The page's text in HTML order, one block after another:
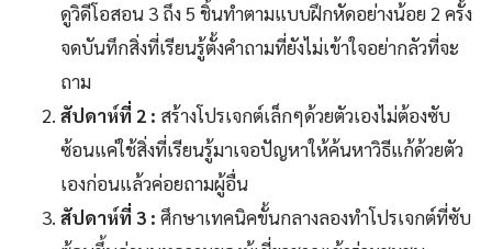
ดูวิดีโอสอน 3 ถึง 5 ชิ้นทำตามแบบฝึกหัดอย่างน้อย 2 ครั้ง
จดบันทึกสิ่งที่เรียนรู้ตั้งคำถามที่ยังไม่เข้าใจอย่ากลัวที่จะ
ถาม
สัปดาห์ที่ 2 : สร้างโปรเจกต์เล็กๆด้วยตัวเองไม่ต้องซับ
ซ้อนแค่ใช้สิ่งที่เรียนรู้มาเจอปัญหาให้ค้นหาวิธีแก้ด้วยตัว
เองก่อนแล้วค่อยถามผู้อื่น
สัปดาห์ที่ 3 : ศึกษาเทคนิคขั้นกลางลองทำโปรเจกต์ที่ซับ